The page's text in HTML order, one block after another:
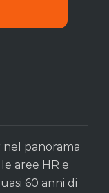
nel panorama
aree HR e
60 anni di